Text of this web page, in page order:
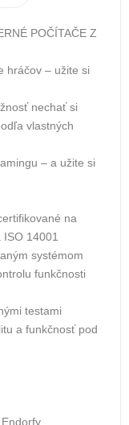
POČÍTAČE Z
hráčov – užite si
nechať si
vlastných
– a užite si
na
14001
systémom
funkčnosti
testami
a funkčnosť pod